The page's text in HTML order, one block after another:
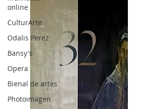
online
CulturArte
Odalis Perez
Bansy's
Opera
Bienal de artes
Photoimagen